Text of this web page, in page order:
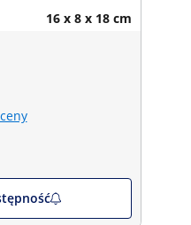
16 x 8 x 18 cm